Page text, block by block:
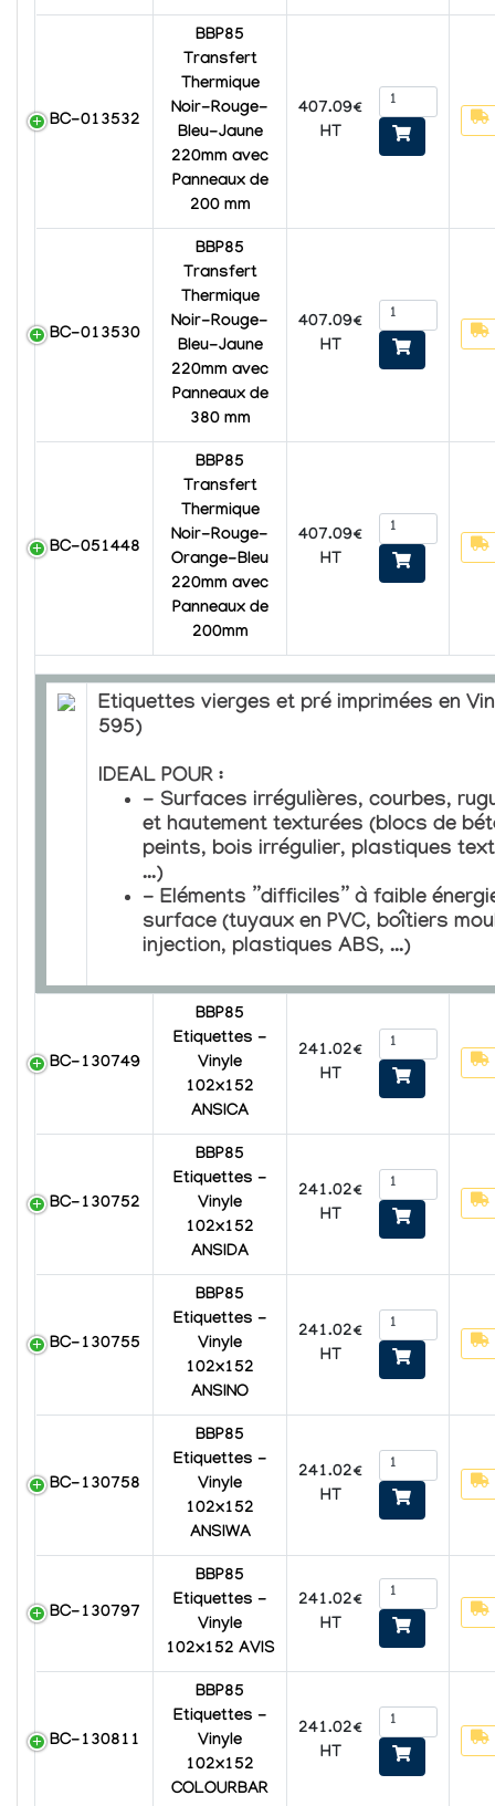
BC-013532
BBP85
Transfert
Thermique
Noir-Rouge-
Bleu-Jaune
220mm avec
Panneaux de
200 mm
407.09€
HT
BC-013530
BBP85
Transfert
Thermique
Noir-Rouge-
Bleu-Jaune
220mm avec
Panneaux de
380 mm
407.09€
HT
BC-051448
BBP85
Transfert
Thermique
Noir-Rouge-
Orange-Bleu
220mm avec
Panneaux de
200mm
407.09€
HT
Etiquettes vierges et pré imprimées en
595)
IDEAL POUR :
- Surfaces irrégulières, courbes,
et hautement texturées (blocs de
peints, bois irrégulier, plastiques
...)
- Eléments ”difficiles” à faible
surface (tuyaux en PVC, boîtiers
injection, plastiques ABS, ...)
BC-130749
BBP85
Etiquettes -
Vinyle
102x152
ANSICA
241.02€
HT
BC-130752
BBP85
Etiquettes -
Vinyle
102x152
ANSIDA
241.02€
HT
BC-130755
BBP85
Etiquettes -
Vinyle
102x152
ANSINO
241.02€
HT
BC-130758
BBP85
Etiquettes -
Vinyle
102x152
ANSIWA
241.02€
HT
BC-130797
BBP85
Etiquettes -
Vinyle
102x152 AVIS
241.02€
HT
BC-130811
BBP85
Etiquettes -
Vinyle
102x152
COLOURBAR
241.02€
HT